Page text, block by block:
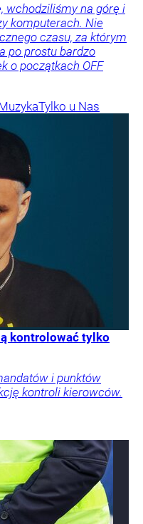
wchodziliśmy na górę i
komputerach. Nie
czasu, za którym
po prostu bardzo
o początkach OFF
Tylko u Nas
kontrolować tylko
i punktów
kontroli kierowców.